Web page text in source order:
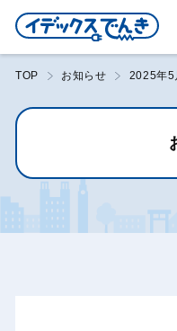
TOP お知らせ 2025年5